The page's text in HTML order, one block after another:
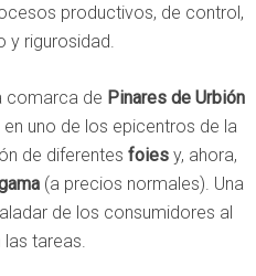
productivos, de control,
y rigurosidad.
comarca de Pinares de Urbión
uno de los epicentros de la
de diferentes foies y, ahora,
(a precios normales). Una
de los consumidores al
tareas.